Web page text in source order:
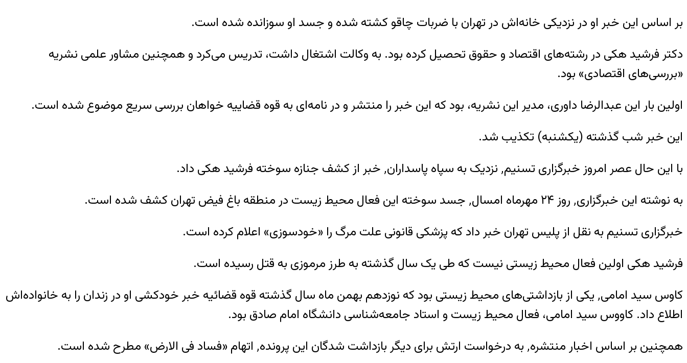
بر اساس این خبر او در نزدیکی خانه‌اش در تهران با ضربات چاقو کشته شده و جسد او سوزانده شده است.
دکتر فرشید هکی در رشته‌های اقتصاد و حقوق تحصیل کرده بود. به وکالت اشتغال داشت، تدریس می‌کرد و همچنین مشاور علمی نشریه
«بررسی‌های اقتصادی» بود.
اولین بار این عبدالرضا داوری، مدیر این نشریه، بود که این خبر را منتشر و در نامه‌ای به قوه قضاییه خواهان بررسی سریع موضوع شده است.
این خبر شب گذشته (یکشنبه) تکذیب شد.
با این حال عصر امروز خبرگزاری تسنیم٬ نزدیک به سپاه پاسداران٬ خبر از کشف جنازه سوخته فرشید هکی داد.
به نوشته این خبرگزاری٬ روز ۲۴ مهرماه امسال٬ جسد سوخته این فعال محیط زیست در منطقه باغ فیض تهران کشف شده است.
خبرگزاری تسنیم به نقل از پلیس تهران خبر داد که پزشکی قانونی علت مرگ را «خودسوزی» اعلام کرده است.
فرشید هکی اولین فعال محیط زیستی نیست که طی یک سال گذشته به طرز مرموزی به قتل رسیده است.
کاوس سید امامی٬ یکی از بازداشتی‌های محیط زیستی بود که نوزدهم بهمن ماه سال گذشته قوه قضائیه خبر خودکشی او در زندان را به خانواده‌اش
اطلاع داد. کاووس سید امامی، فعال محیط زیست و استاد جامعه‌شناسی دانشگاه امام صادق بود.
همچنین بر اساس اخبار منتشره٬ به درخواست ارتش برای دیگر بازداشت شدگان این پرونده٬ اتهام «فساد فی الارض» مطرح شده است.